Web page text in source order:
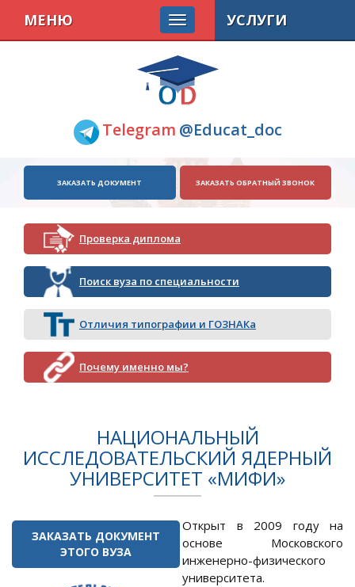
Telegram @Educat_doc
МЕНЮ
ЗАКАЗАТЬ ДОКУМЕНТ ЗАКАЗАТЬ ОБРАТНЫЙ ЗВОНОК
Проверка диплома
Поиск вуза по специальности
Отличия типографии и ГОЗНАКа
Почему именно мы?
УСЛУГИ
НАЦИОНАЛЬНЫЙ
ИССЛЕДОВАТЕЛЬСКИЙ ЯДЕРНЫЙ
УНИВЕРСИТЕТ «МИФИ»
ЗАКАЗАТЬ ДОКУМЕНТ
ЭТОГО ВУЗА
Открыт в 2009 году на
основе Московского
инженерно-физического
университета.